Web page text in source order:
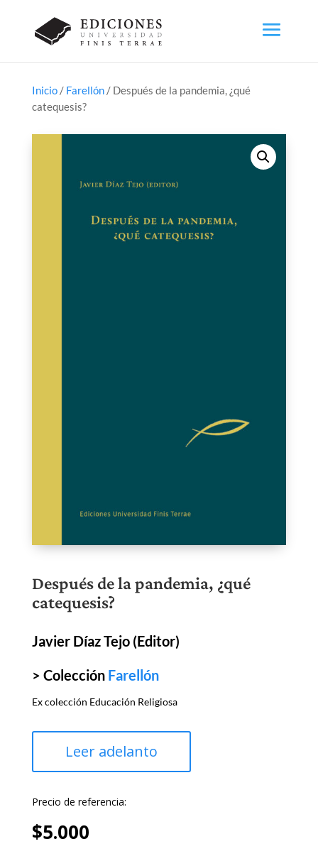
Inicio/ Farellón/ Después de la pandemia, ¿qué
catequesis?
Después de la pandemia, ¿qué
catequesis?
Javier Díaz Tejo (Editor)
> Colección Farellón
Ex colección Educación Religiosa
Leer adelanto
Precio de referencia:
$5.000